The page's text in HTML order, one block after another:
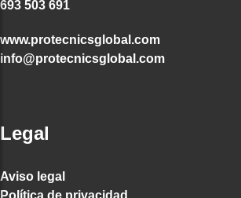
693 503 691
www.protecnicsglobal.com
info@protecnicsglobal.com
Legal
Aviso legal
Política de privacidad